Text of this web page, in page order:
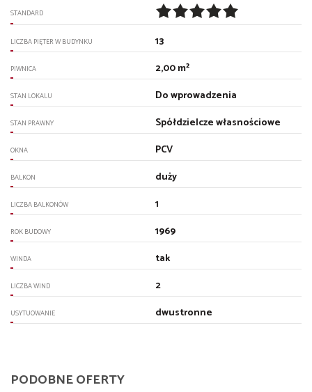
STANDARD
LICZBA PIĘTER W BUDYNKU 13
PIWNICA 2,00 m²
STAN LOKALU Do wprowadzenia
STAN PRAWNY Spółdzielcze własnościowe
OKNA PCV
BALKON duży
LICZBA BALKONÓW 1
ROK BUDOWY 1969
WINDA tak
LICZBA WIND 2
USYTUOWANIE dwustronne
PODOBNE OFERTY